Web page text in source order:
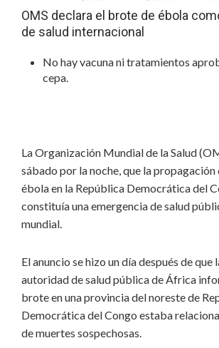
OMS declara el brote de ébola
de salud internacional
No hay vacuna ni tratamientos
cepa.
La Organización Mundial de la Salud
sábado por la noche, que la propagación
ébola en la República Democrática del
constituía una emergencia de salud
mundial.
El anuncio se hizo un día después de que
autoridad de salud pública de África
broteen una provincia del noreste de
Democrática del Congo estaba
de muertes sospechosas.